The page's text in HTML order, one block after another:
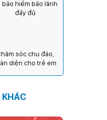
bảo hiểm bảo lãnh
đầy đủ
sóc chu đáo,
diện cho trẻ em